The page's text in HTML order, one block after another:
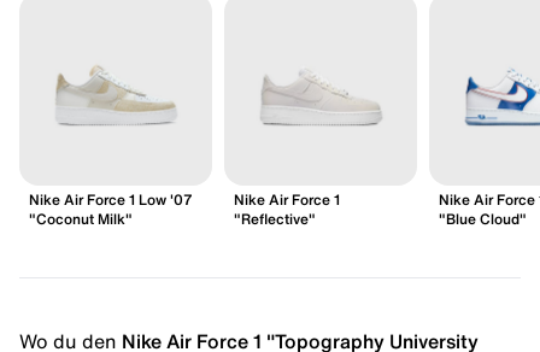
Nike Air Force 1 Low '07
"Coconut Milk"
Nike Air Force 1
"Reflective"
Nike Air Force
"Blue Cloud"
Wo du den Nike Air Force 1 "Topography University